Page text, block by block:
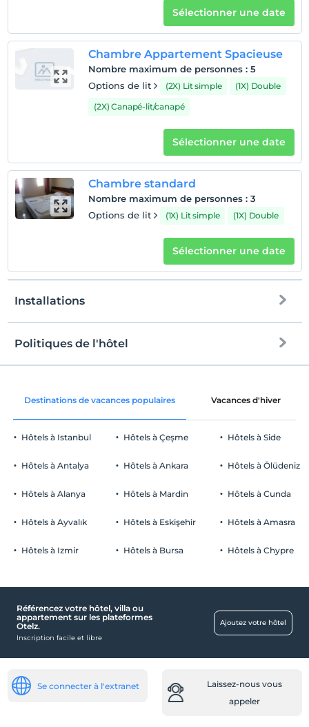
animaux
Animaux non admis
fumeur
chambres non fumeur
1 enfant(s) jusqu'à l'âge de 12 ans par chambre n'est/ne
Sélectionner une date
Chambre Appartement Spacieuse
Nombre maximum de personnes : 5
Options de lit
(2X) Lit simple
(1X) Double
(2X) Canapé-lit/canapé
Sélectionner une date
Chambre standard
Nombre maximum de personnes : 3
Options de lit
(1X) Lit simple (1X) Double
Sélectionner une date
Installations
Espaces communs et toutes les
Parking
Libérer Parking privé
Piscine
nourriture et boissons
Politiques de l'hôtel
enregistrement
Vérifier
Avant 12:00
animaux
Les bébés de moins de 2 ne sont pas facturés
Destinations de vacances populaires Vacances d'hiver
Hôtels à Istanbul
Hôtels à Antalya
Hôtels à Alanya
Hôtels à Ayvalık
Hôtels à Izmir
Hôtels à Çeşme
Hôtels à Ankara
Hôtels à Mardin
Hôtels à Eskişehir
Hôtels à Bursa
Hôtels à Side
Hôtels à Ölüdeniz
Hôtels à Cunda
Hôtels à Amasra
Hôtels à Chypre
Référencez votre hôtel, villa ou
appartement sur les plateformes
Otelz.
Inscription facile et libre
Ajoutez votre hôtel
Se connecter à l'extranet
Laissez-nous vous
appeler